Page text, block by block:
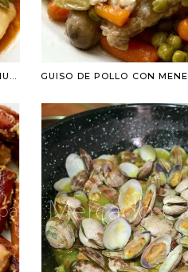
PATATAS A LA RIOJANA, SOCORRIDAS Y MUY FÁCILES